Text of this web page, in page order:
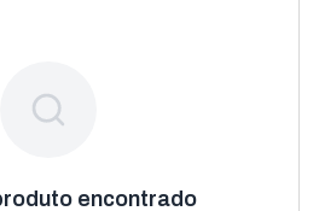
encontrado